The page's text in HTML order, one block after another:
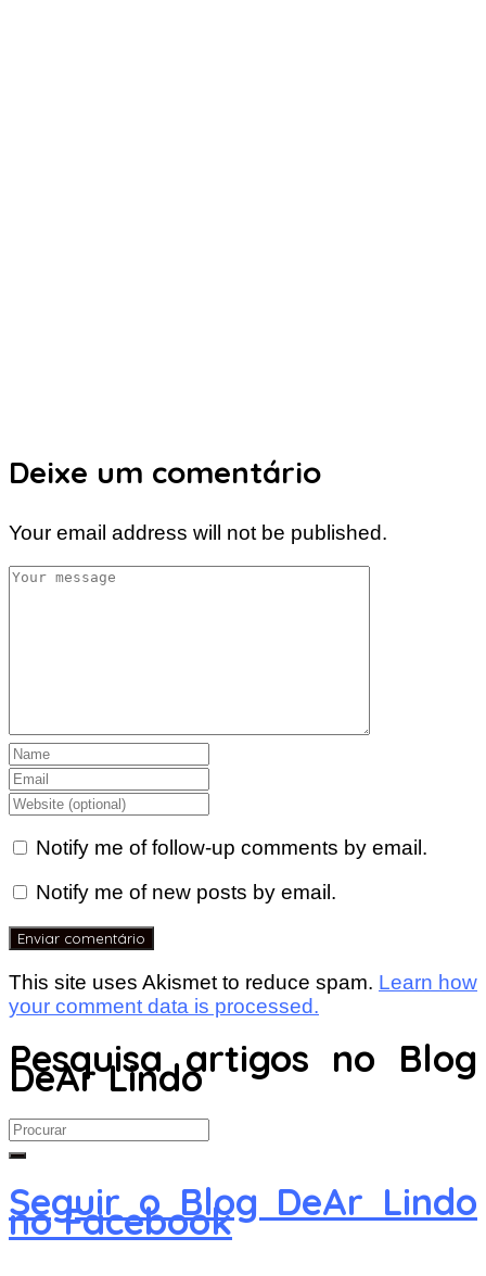
Deixe um comentário
Your email address will not be published.
Notify me of follow-up comments by email.
Notify me of new posts by email.
This site uses Akismet to reduce spam. Learn how
your comment data is processed.
Pesquisa artigos no Blog
DeAr Lindo
Search
for:
Seguir o Blog DeAr Lindo
no Facebook